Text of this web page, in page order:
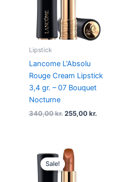
Lipstick
Lancome L'Absolu
Rouge Cream Lipstick
3,4 gr. – 07 Bouquet
Nocturne
340,00kr. 255,00kr.
Sale!
Original
price
was: